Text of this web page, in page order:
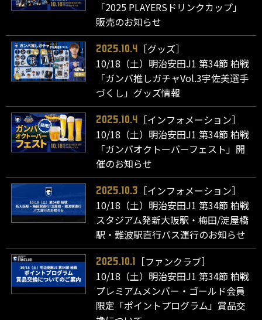
「2025 PLAYERSドリンクカップ」
販売のお知らせ
2025.10.4
［グッズ］
10/18（土）明治安田J1 第34節 柏戦
「ガンバ推しガチャVol.3宇佐美選手
づくし」グッズ情報
2025.10.4
［インフォメーション］
10/18（土）明治安田J1 第34節 柏戦
「ガンバオクトーバーフェスト」開
催のお知らせ
2025.10.3
［インフォメーション］
10/18（土）明治安田J1 第34節 柏戦
スタジアム発新大阪駅・梅田/淀屋橋
駅・難波駅直行バス運行のお知らせ
2025.10.1
［ファンクラブ］
10/18（土）明治安田J1 第34節 柏戦
プレミアムメンバー・ゴールド会員
限定「ポイントプログラム」賞品交